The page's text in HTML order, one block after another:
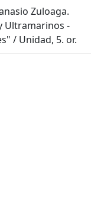
Zuloaga.
Ultramarinos -
/ Unidad, 5. or.